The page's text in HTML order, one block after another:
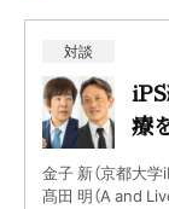
対談
療
金子 新（京都大学
髙田 明（A and